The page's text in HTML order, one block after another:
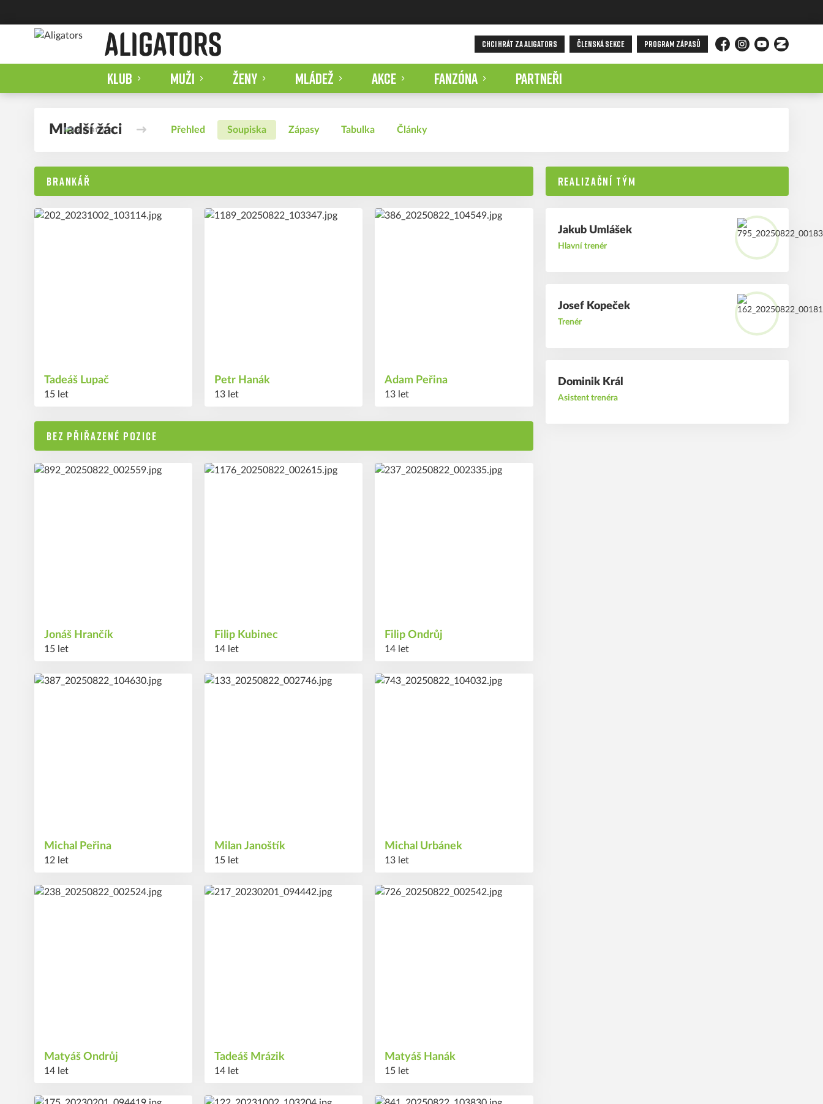
CHCI HRÁT ZA ALIGATORS ČLENSKÁ SEKCE PROGRAM ZÁPASŮ
FacebookInstagramYouTubeZonerama
KLUB MUŽI ŽENY MLÁDEŽ AKCE FANZÓNA PARTNEŘI
Mladší žáci Přehled Soupiska Zápasy Tabulka Články
REALIZAČNÍ TÝM
Jakub Umlášek
Hlavní trenér
Josef Kopeček
Trenér
Dominik Král
Asistent trenéra
BRANKÁŘ
Tadeáš Lupač
15 let
Petr Hanák
13 let
Adam Peřina
13 let
BEZ PŘIŘAZENÉ POZICE
Jonáš Hrančík
15 let
Filip Kubinec
14 let
FilipOndrůj
14 let
Michal Peřina
12 let
MilanJanoštík
15 let
Michal Urbánek
13 let
Matyáš Ondrůj
14 let
Tadeáš Mrázik
14 let
Matyáš Hanák
15 let